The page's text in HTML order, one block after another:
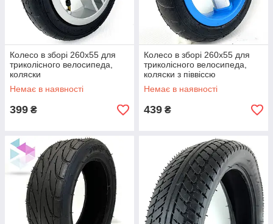
Колесо в зборі 260х55 для
триколісного велосипеда,
коляски
Немає в наявності
399 ₴
Колесо в зборі 260х55 для
триколісного велосипеда,
коляски з піввіссю
Немає в наявності
439 ₴